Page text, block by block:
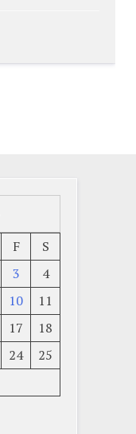
F
S
3
4
10
11
17
18
24
25